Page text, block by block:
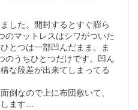
した。開封するとすぐ膨ら
のマットレスはシワがついた
とつは一部凹んだまま。ま
のうちひとつだけです。凹ん
な段差が出来てしまってる
倒なので上に布団敷いて、
ます…